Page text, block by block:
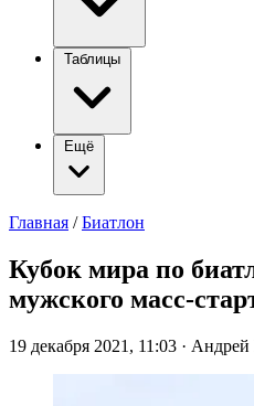
Таблицы
Ещё
Главная / Биатлон
Кубок мира по
мужского масс-
19 декабря 2021, 11:03 · Андрей